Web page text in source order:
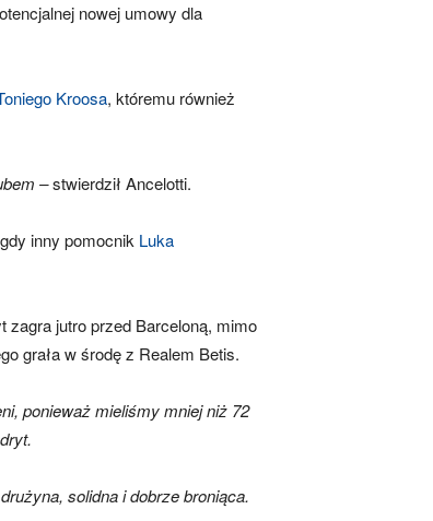
nowej umowy dla
Kroosa, któremu również
–stwierdził Ancelotti.
inny pomocnik Luka
zagra jutro przed Barceloną, mimo
grała w środę z Realem Betis.
ponieważ mieliśmy mniej niż 72
solidna i dobrze broniąca.